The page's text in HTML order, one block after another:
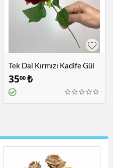
Tek Dal Kırmızı Kadife Gül
3500 ₺